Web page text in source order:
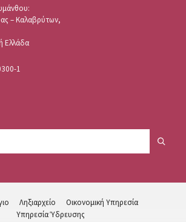
– Καλαβρύτων,
Ελλάδα
1
Ληξιαρχείο
Οικονομική Υπηρεσία
Υπηρεσία Ύδρευσης